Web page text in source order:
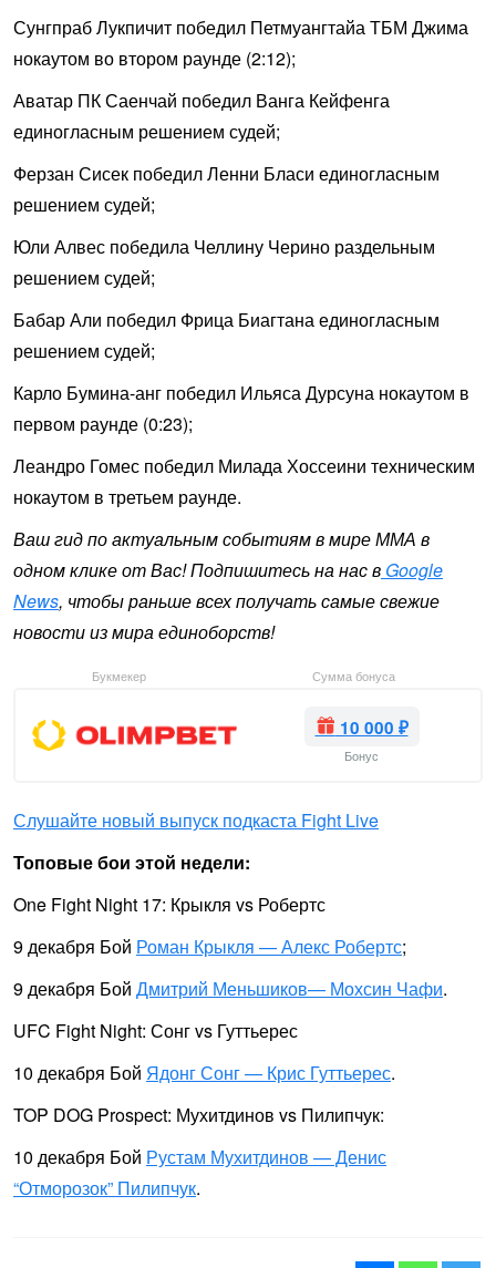
Сунгпраб Лукпичит победил Петмуангтайа ТБМ Джима
нокаутом во втором раунде (2:12);
Аватар ПК Саенчай победил Ванга Кейфенга
единогласным решением судей;
Ферзан Сисек победил Ленни Бласи единогласным
решением судей;
Юли Алвес победила Челлину Черино раздельным
решением судей;
Бабар Али победил Фрица Биагтана единогласным
решением судей;
Карло Бумина-анг победил Ильяса Дурсуна нокаутом в
первом раунде (0:23);
Леандро Гомес победил Милада Хоссеини техническим
нокаутом в третьем раунде.
Ваш гид по актуальным событиям в мире ММА в
одном клике от Вас! Подпишитесь на нас в Google
News, чтобы раньше всех получать самые свежие
новости из мира единоборств!
Букмекер Сумма бонуса
10 000 ₽
Бонус
Слушайте новый выпуск подкаста Fight Live
Топовые бои этой недели:
One Fight Night 17: Крыкля vs Робертс
9 декабря Бой Роман Крыкля — Алекс Робертс;
9 декабря Бой Дмитрий Меньшиков— Мохсин Чафи.
UFC Fight Night: Сонг vs Гуттьерес
10 декабря Бой Ядонг Сонг — Крис Гуттьерес.
TOP DOG Prospect: Мухитдинов vs Пилипчук:
10 декабря Бой Рустам Мухитдинов — Денис
“Отморозок” Пилипчук.